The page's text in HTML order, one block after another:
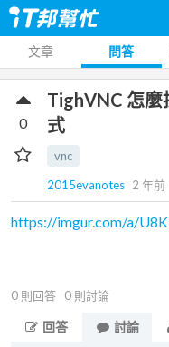
文章 問答
TighVNC 怎麼
式
vnc
2015evanotes 2 年前
0
https://imgur.com/a/
0 則回答 0 則討論
回答
討論